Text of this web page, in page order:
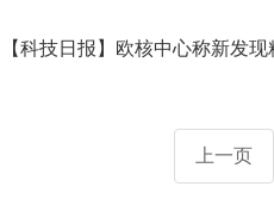
【科技日报】欧核中心称新发
上一页